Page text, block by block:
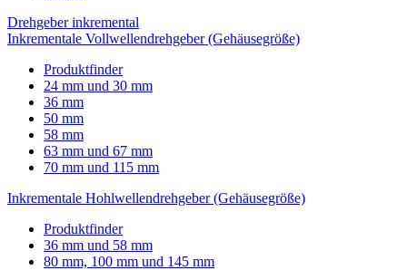
Drehgeber inkremental
Inkrementale Vollwellendrehgeber (Gehäusegröße)
Produktfinder
24 mm und 30 mm
36 mm
50 mm
58 mm
63 mm und 67 mm
70 mm und 115 mm
Inkrementale Hohlwellendrehgeber (Gehäusegröße)
Produktfinder
36 mm und 58 mm
80 mm, 100 mm und 145 mm